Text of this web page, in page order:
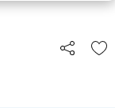
Compartir